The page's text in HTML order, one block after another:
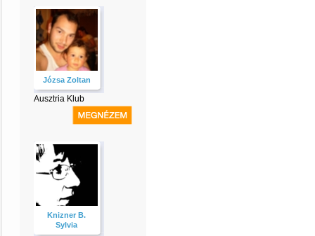
Józsa Zoltan
Ausztria Klub
Knizner B.
Sylvia